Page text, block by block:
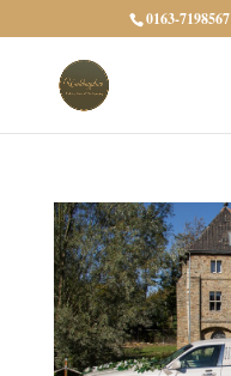
0163-7198567